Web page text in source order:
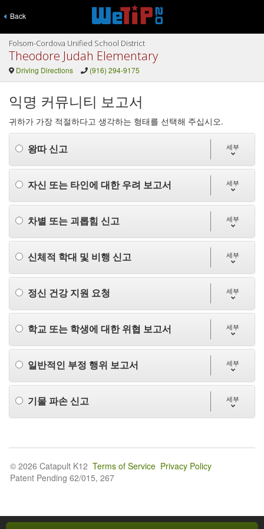
Back
Folsom-Cordova Unified School District
Theodore Judah Elementary
Driving Directions (916) 294-9175
익명 커뮤니티 보고서
귀하가 가장 적절하다고 생각하는 형태를 선택해 주십시오.
왕따 신고 세부
자신 또는 타인에 대한 우려 보고서 세부
차별 또는 괴롭힘 신고 세부
신체적 학대 및 비행 신고 세부
정신 건강 지원 요청 세부
학교 또는 학생에 대한 위협 보고서 세부
일반적인 부정 행위 보고서 세부
기물 파손 신고 세부
© 2026 Catapult K12 Terms of Service Privacy Policy
Patent Pending 62/015, 267